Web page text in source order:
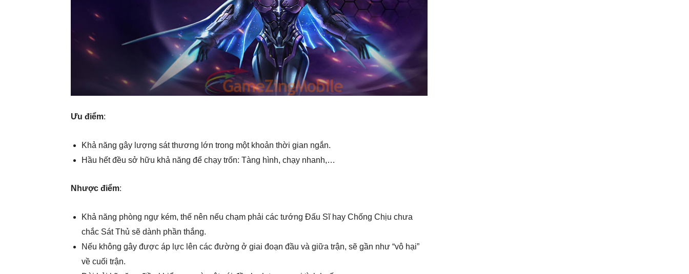
Ưu điểm:
Khả năng gây lượng sát thương lớn trong một khoản thời gian ngắn.
Hầu hết đều sở hữu khả năng để chạy trốn: Tàng hình, chạy nhanh,…
Nhược điểm:
Khả năng phòng ngự kém, thế nên nếu chạm phải các tướng Đấu Sĩ hay Chống Chịu chưa
chắc Sát Thủ sẽ dành phần thắng.
Nếu không gây được áp lực lên các đường ở giai đoạn đầu và giữa trận, sẽ gần như “vô hại”
về cuối trận.